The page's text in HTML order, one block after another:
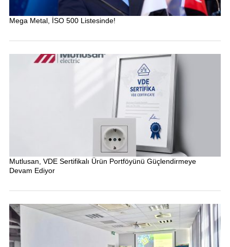
Mega Metal, İSO 500 Listesinde!
Mutlusan, VDE Sertifikalı Ürün Portföyünü Güçlendirmeye
Devam Ediyor